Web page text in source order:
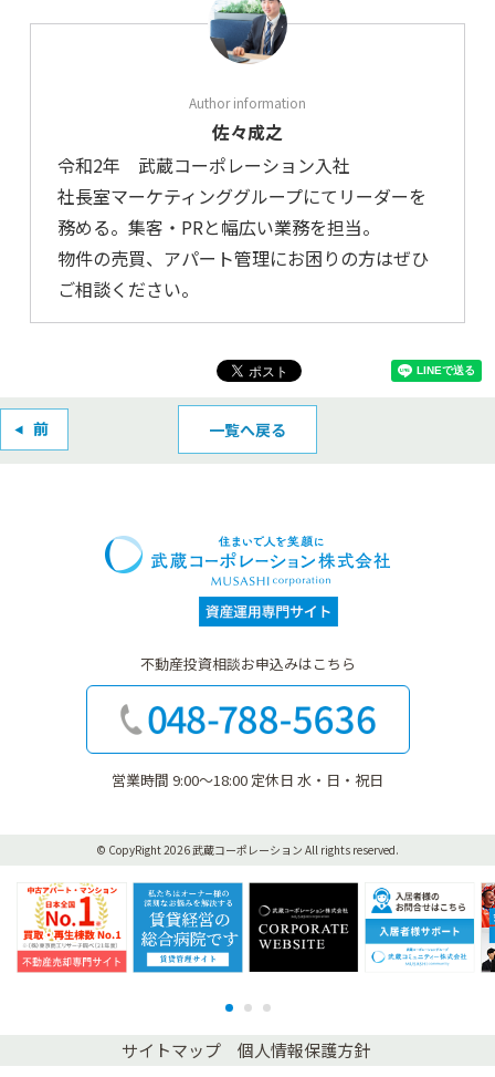
佐々成之
令和2年 武蔵コーポレーション入社
社長室マーケティンググループにてリーダーを
務める。集客・PRと幅広い業務を担当。
物件の売買、アパート管理にお困りの方はぜひ
ご相談ください。
一覧へ戻る
不動産投資相談お申込みはこちら
営業時間 9:00〜18:00 定休日 水・日・祝日
© CopyRight 2026 武蔵コーポレーション All rights reserved.
不動産売却専門サイト CORPORATE WEBSITE
1 2 3
サイトマップ 個人情報保護方針